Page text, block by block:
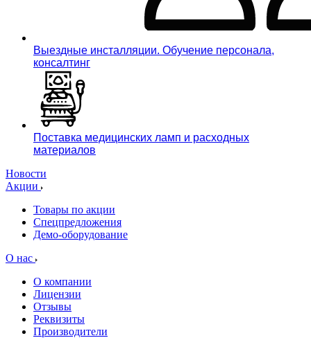
Выездные инсталляции. Обучение персонала,
консалтинг
Поставка медицинских ламп и расходных
материалов
Новости
Акции
Товары по акции
Спецпредложения
Демо-оборудование
О нас
О компании
Лицензии
Отзывы
Реквизиты
Производители